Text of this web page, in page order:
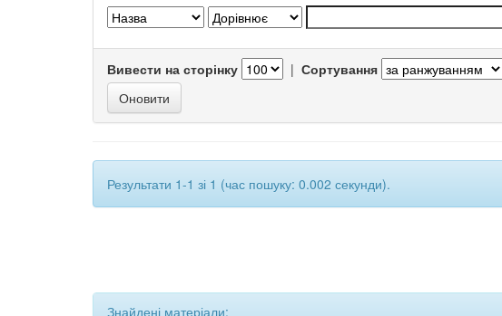
Вивести на сторінку | Сортування
Результати 1-1 зі 1 (час пошуку: 0.002 секунди).
Знайдені матеріали: